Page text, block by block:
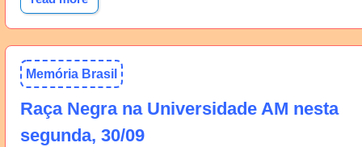
Memória Brasil
Raça Negra na Universidade AM nesta
segunda, 30/09